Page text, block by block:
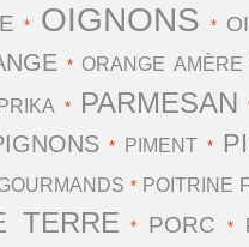
* OIGNONS *
* ORANGE AMÈRE
* PARMESAN
* PIMENT *
* POITRINE
TERRE * PORC *